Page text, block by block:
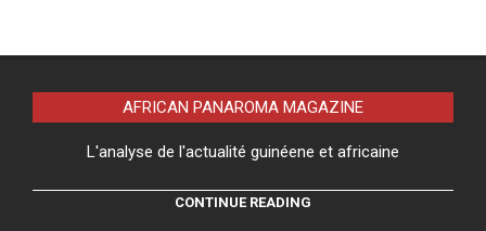
AFRICAN PANAROMA MAGAZINE
L'analyse de l'actualité guinéene et africaine
CONTINUE READING